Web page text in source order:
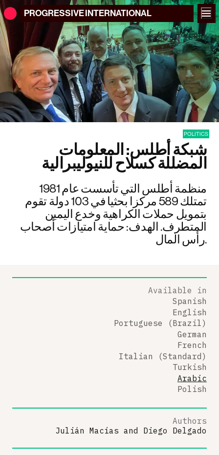
PROGRESSIVEINTERNATIONAL
POLITICS
شبكة أطلس: المعلومات
المضللة كسلاح للنيوليبرالية
منظمة أطلس التي تأسست عام 1981
تمتلك 589 مركزا بحثيا في 103 دولة تقوم
بتمويل حملات الكراهية وخدع اليمين
المتطرف. الهدف: حماية امتيازات أصحاب
رأس المال.
Available in
Spanish
English
Portuguese (Brazil)
German
French
Italian (Standard)
Turkish
Arabic
Polish
Authors
Julián Macías and Diego Delgado